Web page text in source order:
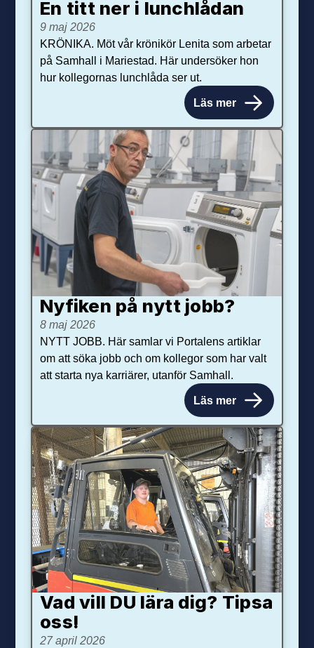
En titt ner i lunchlådan
9 maj 2026
KRÖNIKA. Möt vår krönikör Lenita som arbetar
på Samhall i Mariestad. Här undersöker hon
hur kollegornas lunchlåda ser ut.
Läs mer
Nyfiken på nytt jobb?
8 maj 2026
NYTT JOBB. Här samlar vi Portalens artiklar
om att söka jobb och om kollegor som har valt
att starta nya karriärer, utanför Samhall.
Läs mer
Vad vill DU lära dig? Tipsa
oss!
27 april 2026